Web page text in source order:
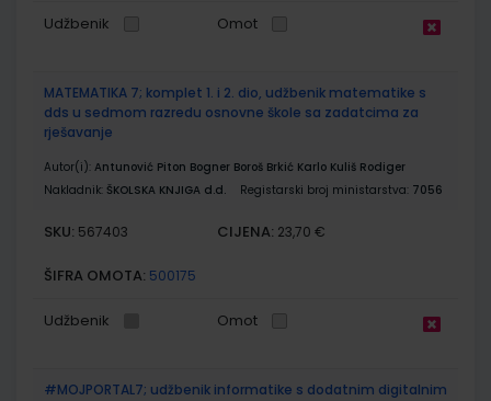
Udžbenik Omot
MATEMATIKA 7; komplet 1. i 2. dio, udžbenik matematike s
dds u sedmom razredu osnovne škole sa zadatcima za
rješavanje
Autor(i): Antunović Piton Bogner Boroš Brkić Karlo Kuliš Rodiger
Nakladnik: ŠKOLSKA KNJIGA d.d. Registarski broj ministarstva: 7056
SKU: 567403 CIJENA: 23,70 €
ŠIFRA OMOTA: 500175
Udžbenik Omot
#MOJPORTAL7; udžbenik informatike s dodatnim digitalnim